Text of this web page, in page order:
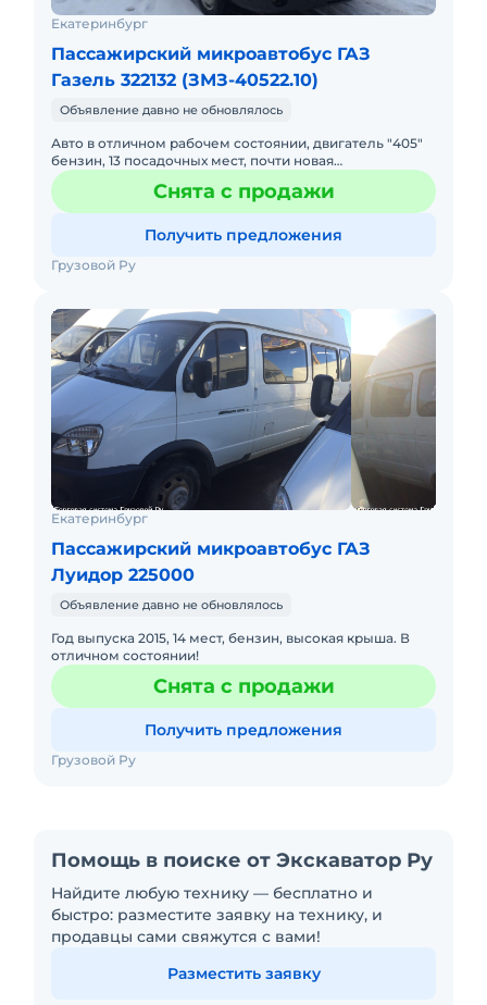
Екатеринбург
Пассажирский микроавтобус ГАЗ
Газель 322132 (ЗМЗ-40522.10)
Объявление давно не обновлялось
Авто в отличном рабочем состоянии, двигатель "405"
бензин, 13 посадочных мест, почти новая
резина,полностью готова к эксплуатации!
Снята с продажи
Получить предложения
Грузовой Ру
Екатеринбург
Пассажирский микроавтобус ГАЗ
Луидор 225000
Объявление давно не обновлялось
Год выпуска 2015, 14 мест, бензин, высокая крыша. В
отличном состоянии!
Снята с продажи
Получить предложения
Грузовой Ру
Помощь в поиске от Экскаватор Ру
Найдите любую технику — бесплатно и
быстро: разместите заявку на технику, и
продавцы сами свяжутся с вами!
Разместить заявку